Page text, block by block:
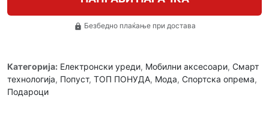
lock Безбедно плаќање при достава
Категорија: Електронски уреди, Мобилни аксесоари, Смарт
технологија, Попуст, ТОП ПОНУДА, Мода, Спортска опрема,
Подароци